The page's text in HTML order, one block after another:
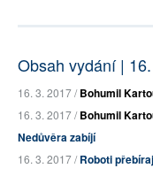
Obsah vydání |
16. 3. 2017 /Bohumil
16. 3. 2017 /Bohumil
Nedůvěra zabíjí
16. 3. 2017 /Roboti